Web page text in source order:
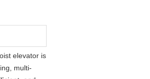
elevator is
multi-